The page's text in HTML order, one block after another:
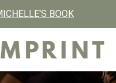
BOOK
|